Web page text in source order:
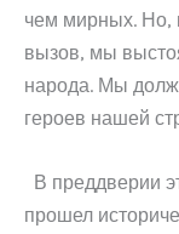
чем мирных. Но,
вызов, мы
народа. Мы
героев нашей
В преддверии
прошел